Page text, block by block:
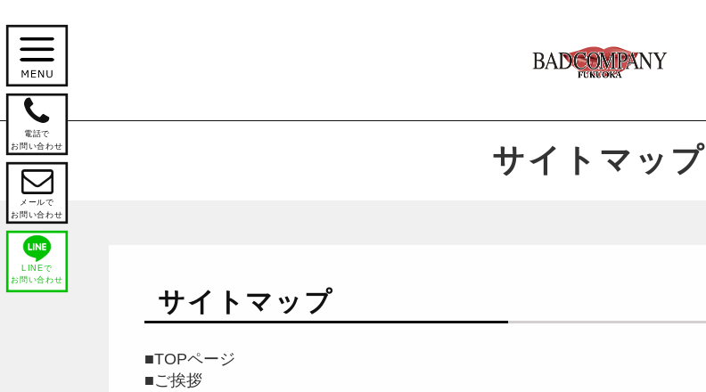

電話で
お問い合わせ

メールで
お問い合わせ
LINEで
お問い合わせ
サイトマップ
サイトマップ
■TOPページ
■ご挨拶